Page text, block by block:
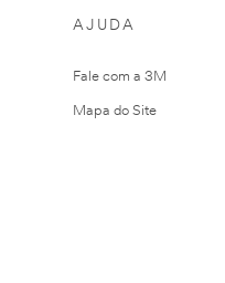
AJUDA
Fale com a 3M
Mapa do Site